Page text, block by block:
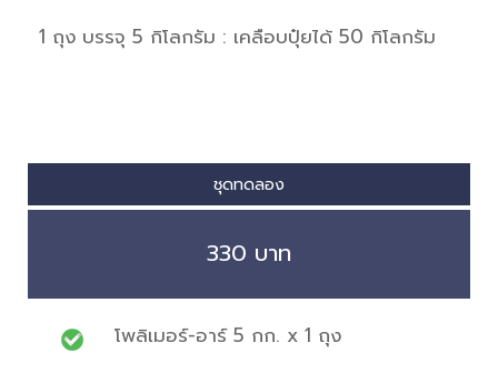
1 ถุง บรรจุ 5 กิโลกรัม : เคลือบปุ๋ยได้ 50 กิโลกรัม
ชุดทดลอง
330 บาท
โพลิเมอร์-อาร์ 5 กก. x 1 ถุง